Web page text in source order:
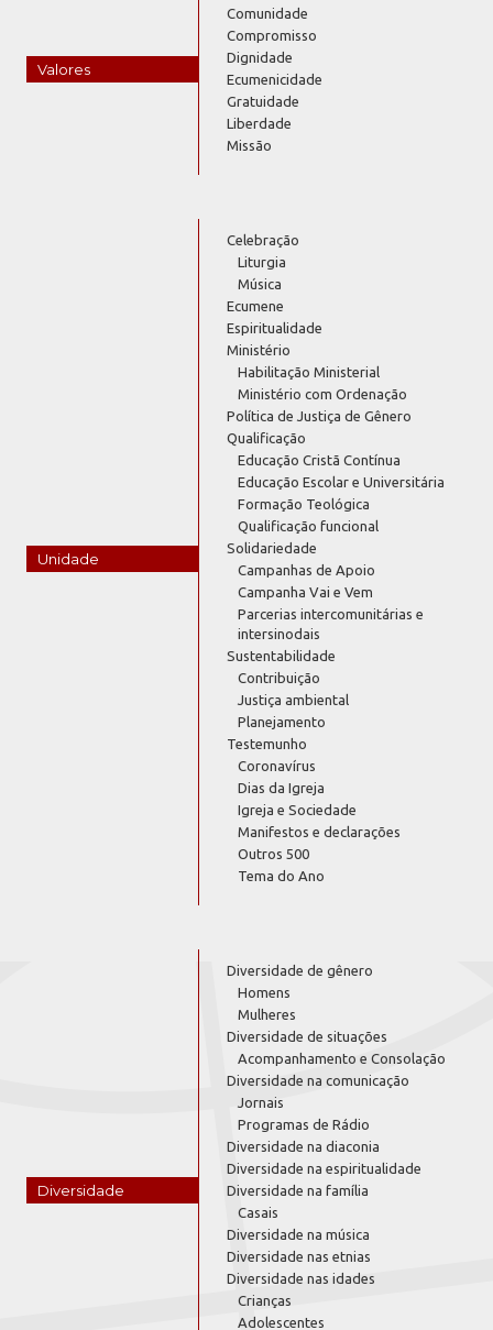
Valores
Comunidade
Compromisso
Dignidade
Ecumenicidade
Gratuidade
Liberdade
Missão
Unidade
Celebração
Liturgia
Música
Ecumene
Espiritualidade
Ministério
Habilitação Ministerial
Ministério com Ordenação
Política de Justiça de Gênero
Qualificação
Educação Cristã Contínua
Educação Escolar e Universitária
Formação Teológica
Qualificação funcional
Solidariedade
Campanhas de Apoio
Campanha Vai e Vem
Parcerias intercomunitárias e
intersinodais
Sustentabilidade
Contribuição
Justiça ambiental
Planejamento
Testemunho
Coronavírus
Dias da Igreja
Igreja e Sociedade
Manifestos e declarações
Outros 500
Tema do Ano
Diversidade
Diversidade de gênero
Homens
Mulheres
Diversidade de situações
Acompanhamento e Consolação
Diversidade na comunicação
Jornais
Programas de Rádio
Diversidade na diaconia
Diversidade na espiritualidade
Diversidade na família
Casais
Diversidade na música
Diversidade nas etnias
Diversidade nas idades
Crianças
Adolescentes